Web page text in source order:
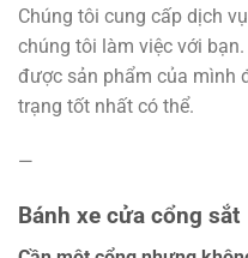
Chúng tôi cung cấp dịch
chúng tôi làm việc với
được sản phẩm của mình
trạng tốt nhất có thể.
—
Bánh xe cửa cổng sắt